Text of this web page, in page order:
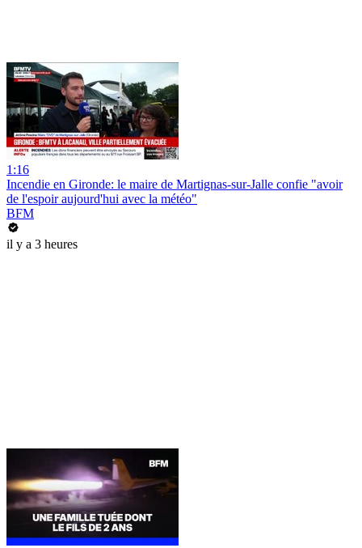
1:16
Incendie en Gironde: le maire de Martignas-sur-Jalle confie "avoir
de l'espoir aujourd'hui avec la météo"
BFM
il y a 3 heures